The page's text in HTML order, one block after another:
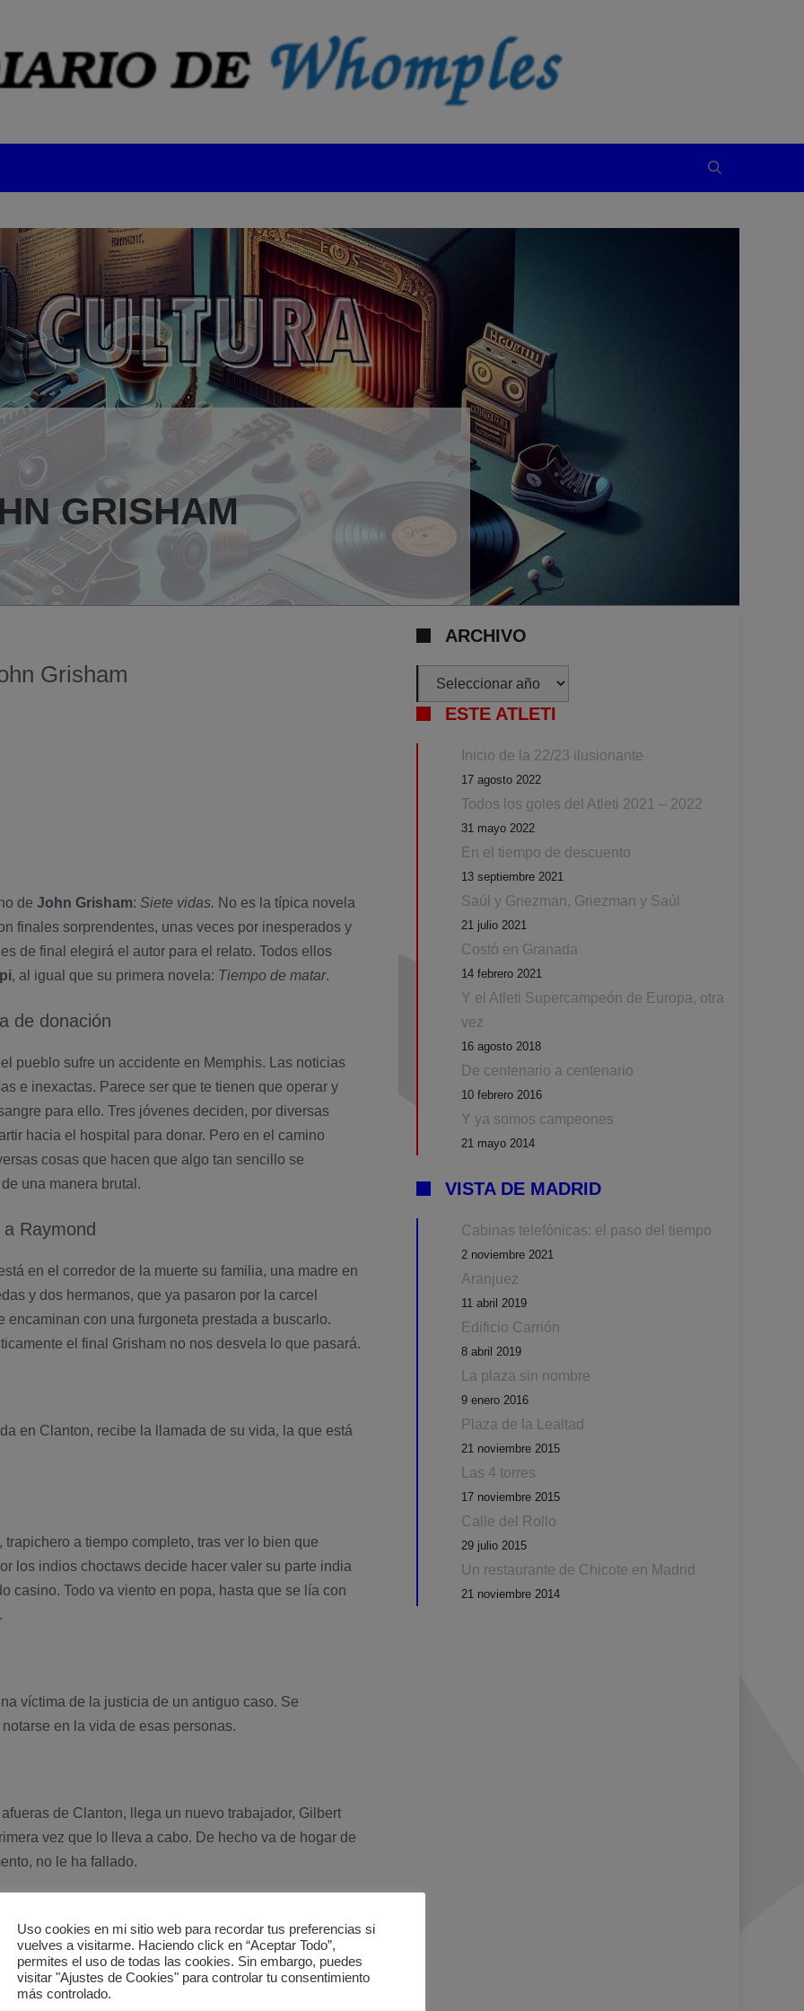
GRISHAM
Grisham
de John Grisham: Siete vidas. No es la tí­pica novela
finales sorprendentes, unas veces por inesperados y
de final elegirá el autor para el relato. Todos ellos
, al igual que su primera novela: Tiempo de matar.
de donación
pueblo sufre un accidente en Memphis. Las noticias
e inexactas. Parece ser que te tienen que operar y
para ello. Tres jóvenes deciden, por diversas
hacia el hospital para donar. Pero en el camino
cosas que hacen que algo tan sencillo se
una manera brutal.
Raymond
en el corredor de la muerte su familia, una madre en
y dos hermanos, que ya pasaron por la carcel
encaminan con una furgoneta prestada a buscarlo.
el final Grisham no nos desvela lo que pasará.
en Clanton, recibe la llamada de su vida, la que está
a tiempo completo, tras ver lo bien que
los indios choctaws decide hacer valer su parte india
casino. Todo va viento en popa, hasta que se lí­a con
ví­ctima de la justicia de un antiguo caso. Se
en la vida de esas personas.
de Clanton, llega un nuevo trabajador, Gilbert
vez que lo lleva a cabo. De hecho va de hogar de
no le ha fallado.
del ya fallecido Isaac Keane, vuelve al pueblo desde
vida. Viene a morir del sida. Su familia nunca quiso
de que no volviera por el pueblo. No podí­an aceptar
ARCHIVO
Archivos
ESTE ATLETI
Inicio de la 22/23 ilusionante
17 agosto 2022
Todos los goles del Atleti 2021 – 2022
31 mayo 2022
En el tiempo de descuento
13 septiembre 2021
Saúl y Griezman, Griezman y Saúl
21 julio 2021
Costó en Granada
14 febrero 2021
Y el Atleti Supercampeón de Europa, otra
vez
16 agosto 2018
De centenario a centenario
10 febrero 2016
Y ya somos campeones
21 mayo 2014
VISTA DE MADRID
Cabinas telefónicas: el paso del tiempo
2 noviembre 2021
Aranjuez
11 abril 2019
Edificio Carrión
8 abril 2019
La plaza sin nombre
9 enero 2016
Plaza de la Lealtad
21 noviembre 2015
Las 4 torres
17 noviembre 2015
Calle del Rollo
29 julio 2015
Un restaurante de Chicote en Madrid
21 noviembre 2014
Uso cookies en mi sitio web para recordar tus preferencias si
vuelves a visitarme. Haciendo click en “Aceptar Todo”,
permites el uso de todas las cookies. Sin embargo, puedes
visitar "Ajustes de Cookies" para controlar tu consentimiento
más controlado.